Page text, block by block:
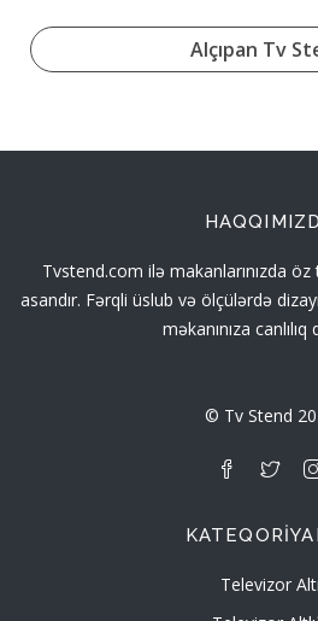
Alçıpan Tv
Tvstend.com ilə makanlarınızda
asandır. Fərqli üslub və ölçülərdə
məkanınıza
© Tv Stend
Televizor Altı